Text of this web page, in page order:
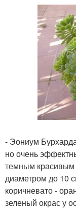
- Эониум
но очень
темным красивым
диаметром до 10
коричневато -
зеленый окрас у